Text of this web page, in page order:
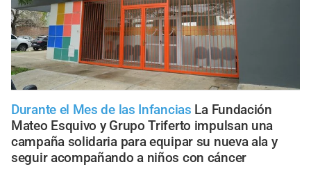
Durante el Mes de las Infancias La Fundación
Mateo Esquivo y Grupo Triferto impulsan una
campaña solidaria para equipar su nueva ala y
seguir acompañando a niños con cáncer